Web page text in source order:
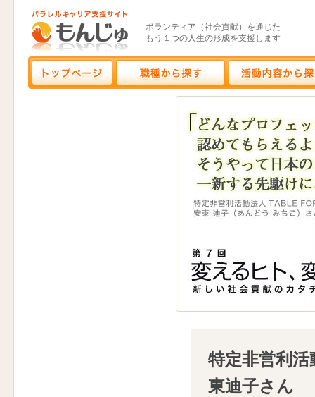
ボランティア（社会貢献）を通じた
もう１つの人生の形成を支援します
特定非営利
東迪子さん